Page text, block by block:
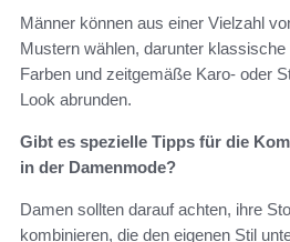
Männer können aus einer Vielzahl
Mustern wählen, darunter
Farben und zeitgemäße Karo- oder
Look abrunden.
Gibt es spezielle Tipps für die
in der Damenmode?
Damen sollten darauf achten, ihre
kombinieren, die den eigenen Stil